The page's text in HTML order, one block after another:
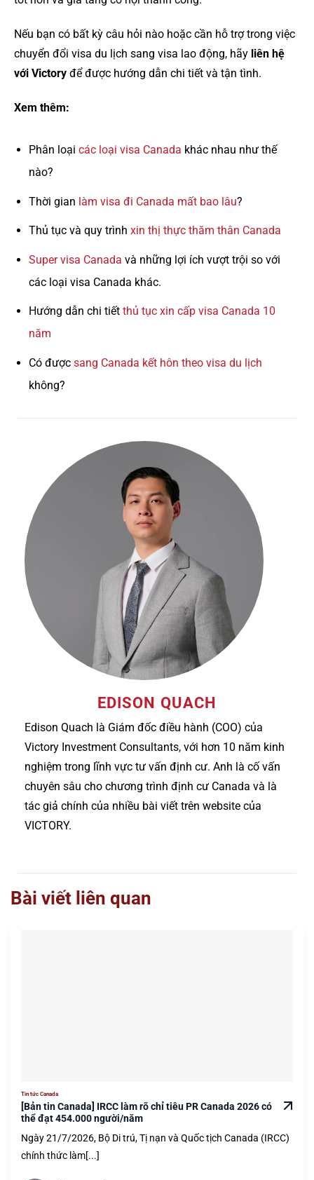
Nếu bạn có bất kỳ câu hỏi nào hoặc cần hỗ trợ trong việc
chuyển đổi visa du lịch sang visa lao động, hãy liên hệ
với Victory để được hướng dẫn chi tiết và tận tình.
Xem thêm:
Phân loại các loại visa Canada khác nhau như thế
nào?
Thời gian làm visa đi Canada mất bao lâu?
Thủ tục và quy trình xin thị thực thăm thân Canada
Super visa Canada và những lợi ích vượt trội so với
các loại visa Canada khác.
Hướng dẫn chi tiết thủ tục xin cấp visa Canada 10
năm
Có được sang Canada kết hôn theo visa du lịch
không?
EDISON QUACH
Edison Quach là Giám đốc điều hành (COO) của
Victory Investment Consultants, với hơn 10 năm kinh
nghiệm trong lĩnh vực tư vấn định cư. Anh là cố vấn
chuyên sâu cho chương trình định cư Canada và là
tác giả chính của nhiều bài viết trên website của
VICTORY.
Bài viết liên quan
Tin tức Canada
[Bản tin Canada] IRCC làm rõ chỉ tiêu PR Canada 2026 có
thể đạt 454.000 người/năm
Ngày 21/7/2026, Bộ Di trú, Tị nạn và Quốc tịch Canada (IRCC)
chính thức làm[...]